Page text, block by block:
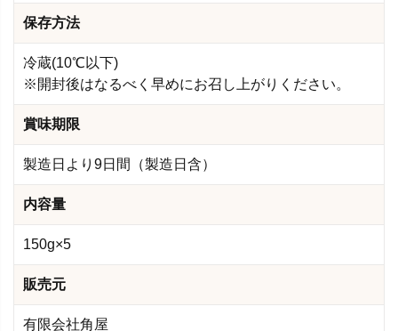
保存方法
冷蔵(10℃以下)
※開封後はなるべく早めにお召し上がりください。
賞味期限
製造日より9日間（製造日含）
内容量
150g×5
販売元
有限会社角屋